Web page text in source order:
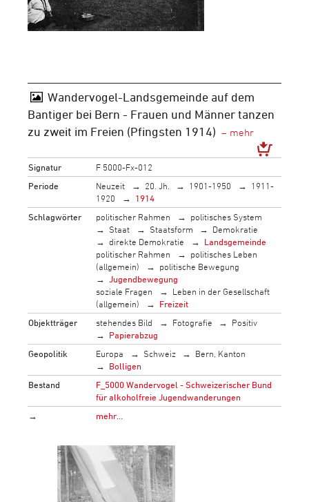
Wandervogel-Landsgemeinde auf dem
Bantiger bei Bern - Frauen und Männer tanzen
zu zweit im Freien (Pfingsten 1914)
Signatur
F 5000-Fx-012
Periode
Neuzeit 20. Jh. 1901-1950
1911-
1920
1914
Schlagwörter
politischer Rahmen
politisches System
Staat
Staatsform
Demokratie
direkte Demokratie
Landsgemeinde
politischer Rahmen
politisches Leben
(allgemein)
politische Bewegung
Jugendbewegung
soziale Fragen
Leben in der Gesellschaft
(allgemein)
Freizeit
Objektträger
stehendes Bild Fotografie
Positiv
Papierabzug
Geopolitik
Europa Schweiz
Bern, Kanton
Bolligen
Bestand
F_5000 Wandervogel - Schweizerischer Bund
für alkoholfreie Jugendwanderungen
→
mehr…